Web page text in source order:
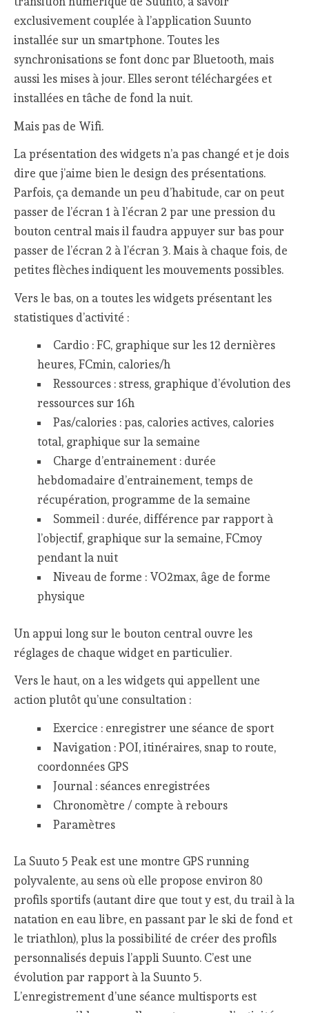
exclusivement couplée à l’application Suunto
installée sur un smartphone. Toutes les
synchronisations se font donc par Bluetooth, mais
aussi les mises à jour. Elles seront téléchargées et
installées en tâche de fond la nuit.
Mais pas de Wifi.
La présentation des widgets n’a pas changé et je dois
dire que j’aime bien le design des présentations.
Parfois, ça demande un peu d’habitude, car on peut
passer de l’écran 1 à l’écran 2 par une pression du
bouton central mais il faudra appuyer sur bas pour
passer de l’écran 2 à l’écran 3. Mais à chaque fois, de
petites flèches indiquent les mouvements possibles.
Vers le bas, on a toutes les widgets présentant les
statistiques d’activité :
Cardio : FC, graphique sur les 12 dernières
heures, FCmin, calories/h
Ressources : stress, graphique d’évolution des
ressources sur 16h
Pas/calories : pas, calories actives, calories
total, graphique sur la semaine
Charge d’entrainement : durée
hebdomadaire d’entrainement, temps de
récupération, programme de la semaine
Sommeil : durée, différence par rapport à
l’objectif, graphique sur la semaine, FCmoy
pendant la nuit
Niveau de forme : VO2max, âge de forme
physique
Un appui long sur le bouton central ouvre les
réglages de chaque widget en particulier.
Vers le haut, on a les widgets qui appellent une
action plutôt qu’une consultation :
Exercice : enregistrer une séance de sport
Navigation : POI, itinéraires, snap to route,
coordonnées GPS
Journal : séances enregistrées
Chronomètre / compte à rebours
Paramètres
La Suuto 5 Peak est une montre GPS running
polyvalente, au sens où elle propose environ 80
profils sportifs (autant dire que tout y est, du trail à la
natation en eau libre, en passant par le ski de fond et
le triathlon), plus la possibilité de créer des profils
personnalisés depuis l’appli Suunto. C’est une
évolution par rapport à la Suunto 5.
L’enregistrement d’une séance multisports est